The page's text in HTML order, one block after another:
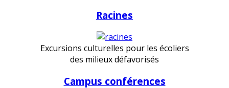
Racines
Excursions culturelles pour les écoliers
des milieux défavorisés
Campus conférences